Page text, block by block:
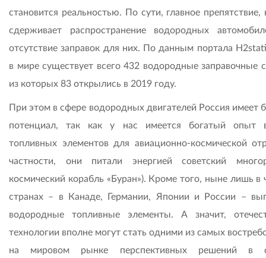
становится реальностью. По сути, главное препятствие,
сдерживает распространение водородных
отсутствие заправок для них. По данным портала
в мире существует всего 432 водородные заправочные
из которых 83 открылись в 2019 году.
При этом в сфере водородных двигателей Россия имеет
потенциал, так как у нас имеется богатый опыт
топливных элементов для авиационно-космической
частности, они питали энергией советский
космический корабль «Буран»). Кроме того, ныне лишь в
странах – в Канаде, Германии, Японии и России –
водородные топливные элементы. А значит,
технологии вполне могут стать одними из самых
на мировом рынке перспективных решений в